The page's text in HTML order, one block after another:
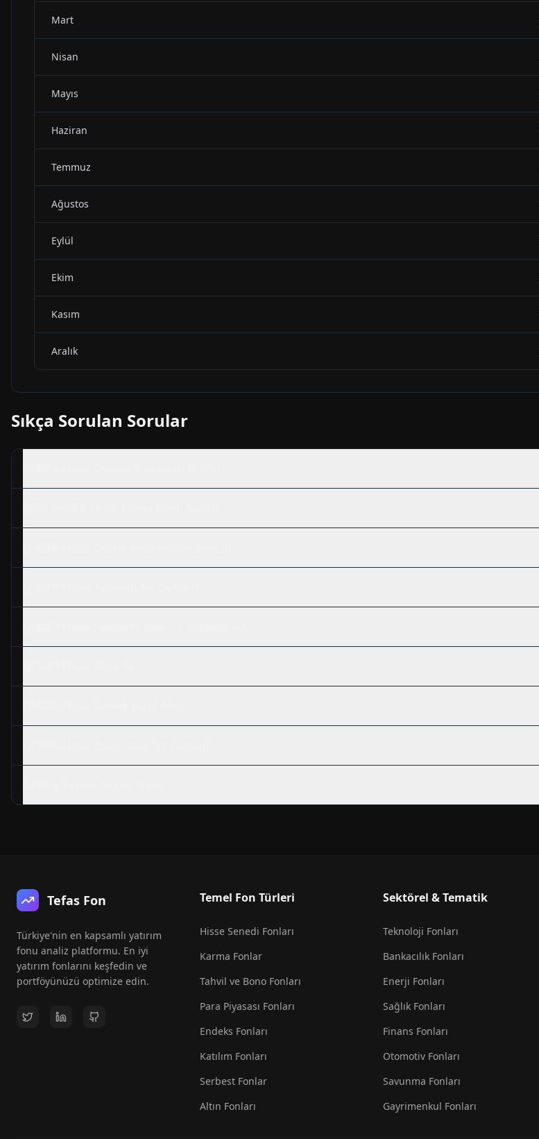
Mart
Nisan
Mayıs
Haziran
Temmuz
Ağustos
Eylül
Ekim
Kasım
Aralık
Sıkça Sorulan Sorular
Tefas Fon
Türkiye'nin en kapsamlı yatırım
fonu analiz platformu. En iyi
yatırım fonlarını keşfedin ve
portföyünüzü optimize edin.
Temel Fon Türleri
Hisse Senedi Fonları
Karma Fonlar
Tahvil ve Bono Fonları
Para Piyasası Fonları
Endeks Fonları
Katılım Fonları
Serbest Fonlar
Altın Fonları
Sektörel & Tematik
Teknoloji Fonları
Bankacılık Fonları
Enerji Fonları
Sağlık Fonları
Finans Fonları
Otomotiv Fonları
Savunma Fonları
Gayrimenkul Fonları